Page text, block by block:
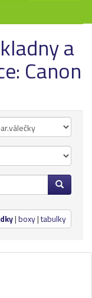
a
Canon
|boxy|tabulky